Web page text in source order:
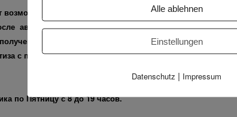
говорить с адвокатом по-русски
аварий (ДТП)
компенсаций (выплат от страховых компаний)
с привлечением высококвалифицированных
по Пятницу с 8 до 19 часов.
Alle ablehnen
Einstellungen
Datenschutz | Impressum